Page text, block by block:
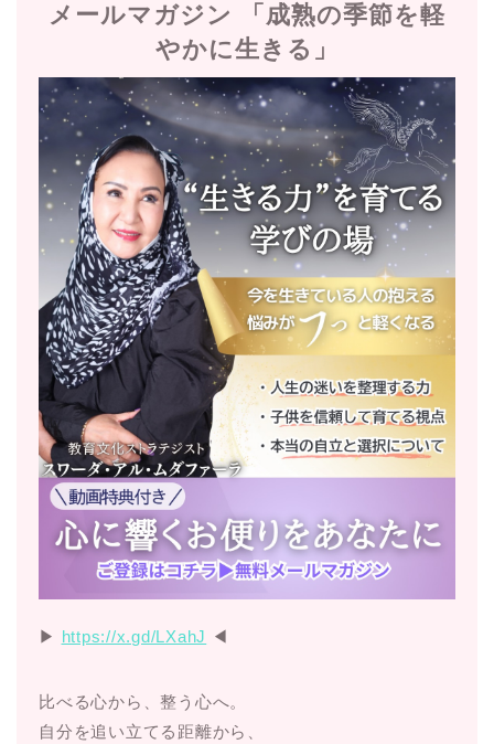
メールマガジン 「成熟の季節を軽
やかに生きる」
▶︎ https://x.gd/LXahJ ◀︎
比べる心から、整う心へ。
自分を追い立てる距離から、